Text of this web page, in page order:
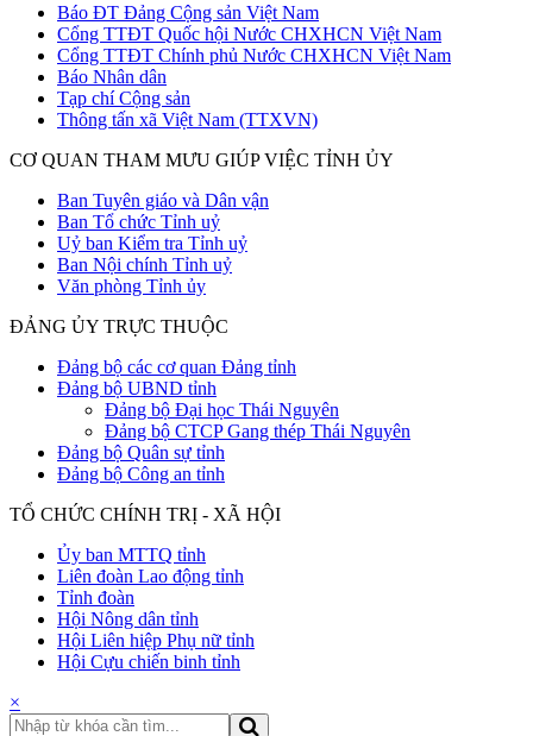
Báo ĐT Đảng Cộng sản Việt Nam
Cổng TTĐT Quốc hội Nước CHXHCN Việt Nam
Cổng TTĐT Chính phủ Nước CHXHCN Việt Nam
Báo Nhân dân
Tạp chí Cộng sản
Thông tấn xã Việt Nam (TTXVN)
CƠ QUAN THAM MƯU GIÚP VIỆC TỈNH ỦY
Ban Tuyên giáo và Dân vận
Ban Tổ chức Tỉnh uỷ
Uỷ ban Kiểm tra Tỉnh uỷ
Ban Nội chính Tỉnh uỷ
Văn phòng Tỉnh ủy
ĐẢNG ỦY TRỰC THUỘC
Đảng bộ các cơ quan Đảng tỉnh
Đảng bộ UBND tỉnh
Đảng bộ Đại học Thái Nguyên
Đảng bộ CTCP Gang thép Thái Nguyên
Đảng bộ Quân sự tỉnh
Đảng bộ Công an tỉnh
TỔ CHỨC CHÍNH TRỊ - XÃ HỘI
Ủy ban MTTQ tỉnh
Liên đoàn Lao động tỉnh
Tỉnh đoàn
Hội Nông dân tỉnh
Hội Liên hiệp Phụ nữ tỉnh
Hội Cựu chiến binh tỉnh
×